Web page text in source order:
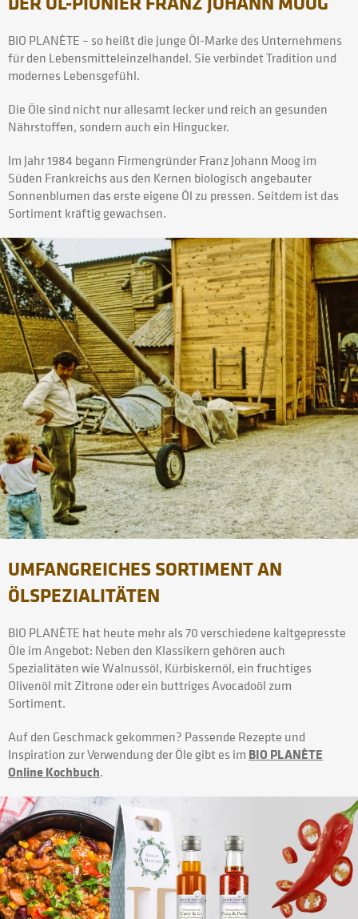
BIO PLANÈTE – so heißt die junge Öl-Marke des Unternehmens
für den Lebensmitteleinzelhandel. Sie verbindet Tradition und
modernes Lebensgefühl.
Die Öle sind nicht nur allesamt lecker und reich an gesunden
Nährstoffen, sondern auch ein Hingucker.
Im Jahr 1984 begann Firmengründer Franz Johann Moog im
Süden Frankreichs aus den Kernen biologisch angebauter
Sonnenblumen das erste eigene Öl zu pressen. Seitdem ist das
Sortiment kräftig gewachsen.
UMFANGREICHES SORTIMENT AN
ÖLSPEZIALITÄTEN
BIO PLANÈTE hat heute mehr als 70 verschiedene kaltgepresste
Öle im Angebot: Neben den Klassikern gehören auch
Spezialitäten wie Walnussöl, Kürbiskernöl, ein fruchtiges
Olivenöl mit Zitrone oder ein buttriges Avocadoöl zum
Sortiment.
Auf den Geschmack gekommen? Passende Rezepte und
Inspiration zur Verwendung der Öle gibt es im BIO PLANÈTE
Online Kochbuch.